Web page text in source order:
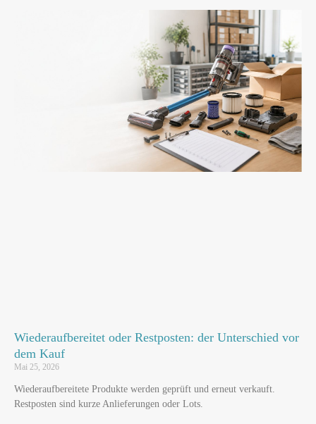
Wiederaufbereitet oder Restposten: der Unterschied vor
dem Kauf
Mai 25, 2026
Wiederaufbereitete Produkte werden geprüft und erneut verkauft.
Restposten sind kurze Anlieferungen oder Lots.